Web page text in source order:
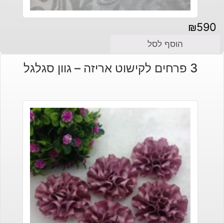
₪590
הוסף לסל
3 פרחים לקישוט אריזה – גוון סגלגל